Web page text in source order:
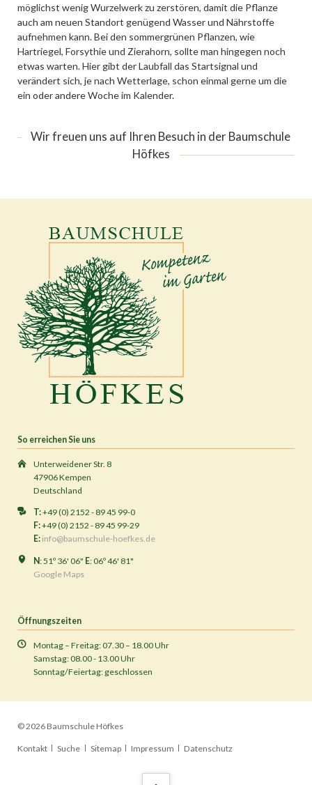
möglichst wenig Wurzelwerk zu zerstören, damit die Pflanze
auch am neuen Standort genügend Wasser und Nährstoffe
aufnehmen kann. Bei den sommergrünen Pflanzen, wie
Hartriegel, Forsythie und Zierahorn, sollte man hingegen noch
etwas warten. Hier gibt der Laubfall das Startsignal und
verändert sich, je nach Wetterlage, schon einmal gerne um die
ein oder andere Woche im Kalender.
Wir freuen uns auf Ihren Besuch in der Baumschule
Höfkes
So erreichen Sie uns
Unterweidener Str. 8
47906 Kempen
Deutschland
T:+49 (0) 2152 - 89 45 99-0
F:+49 (0) 2152 - 89 45 99-29
E: info@baumschule-hoefkes.de
N: 51º 36' 06" E: 06º 46' 81"
Google Maps
Öffnungszeiten
Montag – Freitag: 07.30 – 18.00 Uhr
Samstag: 08.00 - 13.00 Uhr
Sonntag/Feiertag: geschlossen
© 2026 Baumschule Höfkes
Navigation
Kontakt Suche Sitemap Impressum Datenschutz